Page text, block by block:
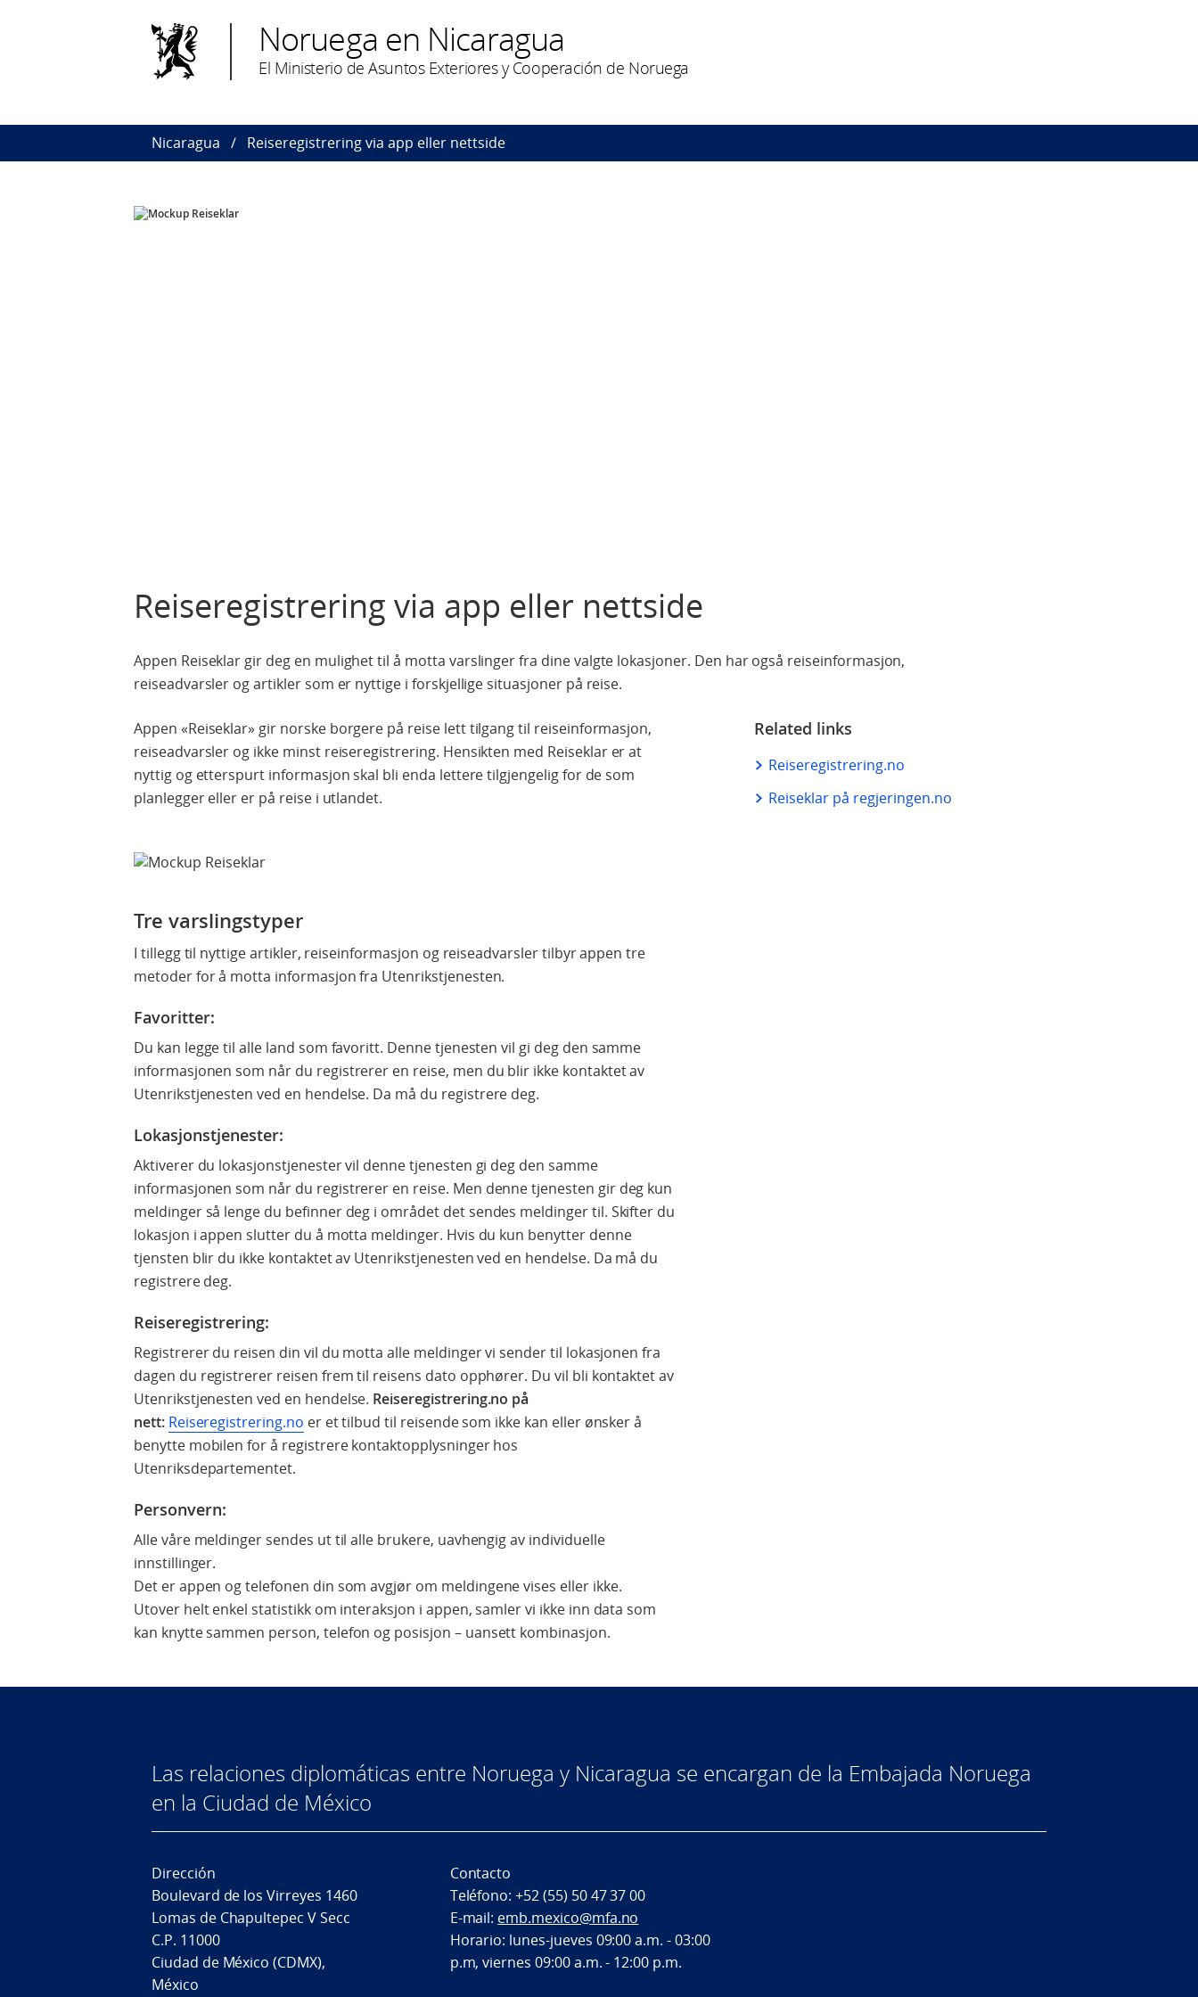
Noruega en Nicaragua
El Ministerio de Asuntos Exteriores y Cooperación de Noruega
Nicaragua Reiseregistrering via app eller nettside
Reiseregistrering via app eller nettside
Appen Reiseklar gir deg en mulighet til å motta varslinger fra dine valgte lokasjoner. Den har også reiseinformasjon,
reiseadvarsler og artikler som er nyttige i forskjellige situasjoner på reise.
Appen «Reiseklar» gir norske borgere på reise lett tilgang til reiseinformasjon,
reiseadvarsler og ikke minst reiseregistrering. Hensikten med Reiseklar er at
nyttig og etterspurt informasjon skal bli enda lettere tilgjengelig for de som
planlegger eller er på reise i utlandet.
Tre varslingstyper
I tillegg til nyttige artikler, reiseinformasjon og reiseadvarsler tilbyr appen tre
metoder for å motta informasjon fra Utenrikstjenesten.
Favoritter:
Du kan legge til alle land som favoritt. Denne tjenesten vil gi deg den samme
informasjonen som når du registrerer en reise, men du blir ikke kontaktet av
Utenrikstjenesten ved en hendelse. Da må du registrere deg.
Lokasjonstjenester:
Aktiverer du lokasjonstjenester vil denne tjenesten gi deg den samme
informasjonen som når du registrerer en reise. Men denne tjenesten gir deg kun
meldinger så lenge du befinner deg i området det sendes meldinger til. Skifter du
lokasjon i appen slutter du å motta meldinger. Hvis du kun benytter denne
tjensten blir du ikke kontaktet av Utenrikstjenesten ved en hendelse. Da må du
registrere deg.
Reiseregistrering:
Registrerer du reisen din vil du motta alle meldinger vi sender til lokasjonen fra
dagen du registrerer reisen frem til reisens dato opphører. Du vil bli kontaktet av
Utenrikstjenesten ved en hendelse. Reiseregistrering.no på
nett: Reiseregistrering.no er et tilbud til reisende som ikke kan eller ønsker å
benytte mobilen for å registrere kontaktopplysninger hos
Utenriksdepartementet.
Personvern:
Alle våre meldinger sendes ut til alle brukere, uavhengig av individuelle
innstillinger.
Det er appen og telefonen din som avgjør om meldingene vises eller ikke.
Utover helt enkel statistikk om interaksjon i appen, samler vi ikke inn data som
kan knytte sammen person, telefon og posisjon – uansett kombinasjon.
Related links
Reiseregistrering.no
Reiseklar på regjeringen.no
Las relaciones diplomáticas entre Noruega y Nicaragua se encargan de la Embajada Noruega
en la Ciudad de México
Dirección
Boulevard de los Virreyes 1460
Lomas de Chapultepec V Secc
C.P. 11000
Ciudad de México (CDMX),
México
Contacto
Teléfono: +52 (55) 50 47 37 00
E-mail: emb.mexico@mfa.no
Horario: lunes-jueves 09:00 a.m. - 03:00
p.m, viernes 09:00 a.m. - 12:00 p.m.